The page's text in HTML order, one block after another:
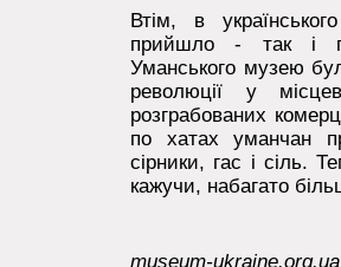
Втім, в
прийшло - так і
Уманського музею
революції у
розграбованих
по хатах уманчан
сірники, гас і сіль.
кажучи, набагато
museum-ukraine.org.ua